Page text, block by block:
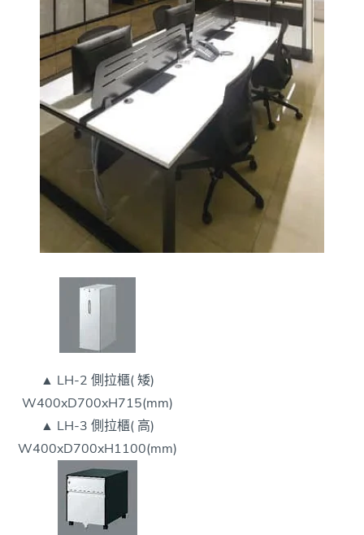
▲ LH-2 側拉櫃( 矮)
W400xD700xH715(mm)
▲ LH-3 側拉櫃( 高)
W400xD700xH1100(mm)